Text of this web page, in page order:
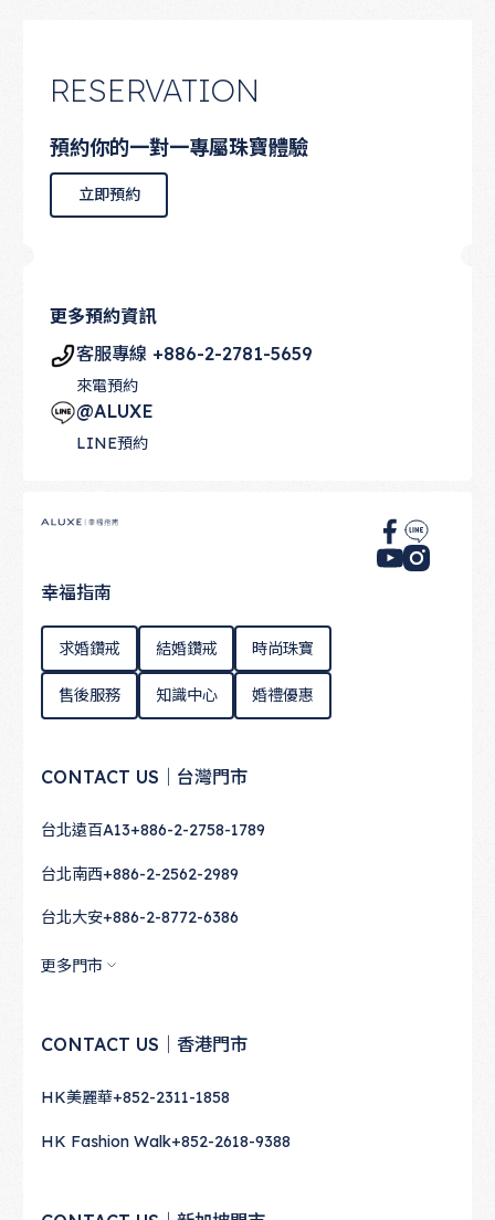
RESERVATION
預約你的一對一專屬珠寶體驗
立即預約
立即預約
更多預約資訊
客服專線 +886-2-2781-5659
來電預約
@ALUXE
LINE預約
Footer
幸福指南
求婚鑽戒 結婚鑽戒 時尚珠寶
售後服務 知識中心 婚禮優惠
CONTACT US｜台灣門市
台北遠百A13+886-2-2758-1789
台北南西+886-2-2562-2989
台北大安+886-2-8772-6386
更多門市
CONTACT US｜香港門市
HK美麗華+852-2311-1858
HK Fashion Walk+852-2618-9388